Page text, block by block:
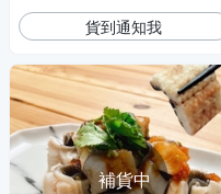
貨到通知我
補貨中